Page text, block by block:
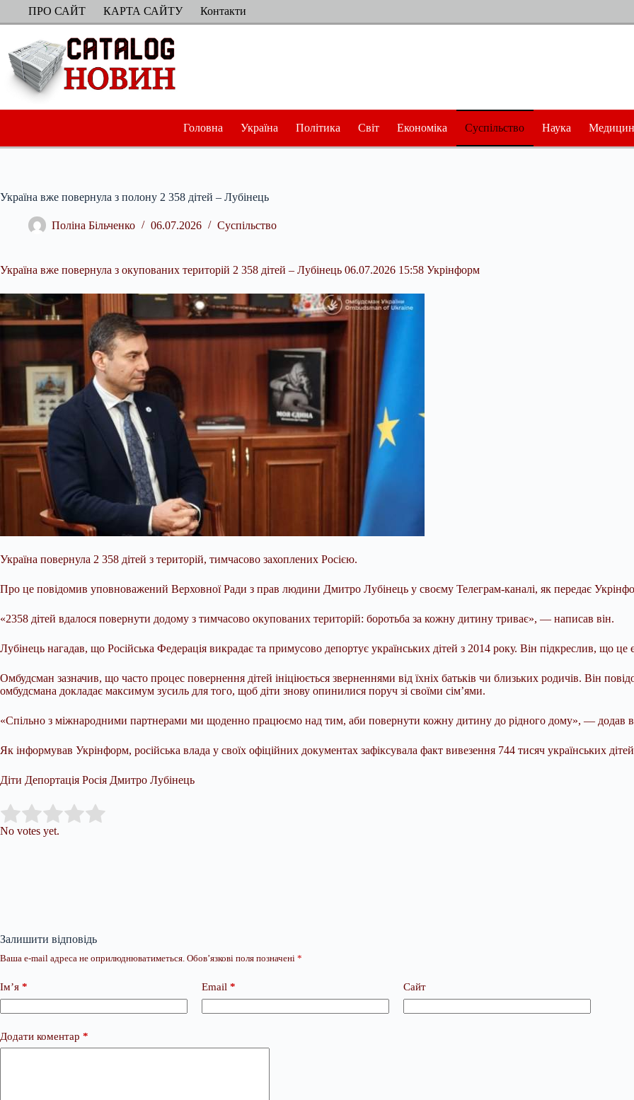
ПерейтиПРО САЙТ КАРТА САЙТУ Контакти
Головна Україна Політика Світ Економіка Суспільство Наука
Україна вже повернула з полону 2 358 дітей – Лубінець
Поліна Більченко 06.07.2026 Суспільство
Україна вже повернула з окупованих територій 2 358 дітей – Лубінець 06.07.2026 15:58 Укрінформ
Україна повернула 2 358 дітей з територій, тимчасово захоплених Росією.
Про це повідомив уповноважений Верховної Ради з прав людини Дмитро Лубінець у своєму Телеграм-каналі, як передає
«2358 дітей вдалося повернути додому з тимчасово окупованих територій: боротьба за кожну дитину триває», — написав він.
Лубінець нагадав, що Російська Федерація викрадає та примусово депортує українських дітей з 2014 року. Він підкреслив, що
Омбудсман зазначив, що часто процес повернення дітей ініціюється зверненнями від їхніх батьків чи близьких родичів. Він
омбудсмана докладає максимум зусиль для того, щоб діти знову опинилися поруч зі своїми сім’ями.
«Спільно з міжнародними партнерами ми щоденно працюємо над тим, аби повернути кожну дитину до рідного дому», — додав
Як інформував Укрінформ, російська влада у своїх офіційних документах зафіксувала факт вивезення 744 тисяч українських
Діти Депортація Росія Дмитро Лубінець
Rate this item:
No votes yet.
Залишити відповідь
Ваша e-mail адреса не оприлюднюватиметься. Обов’язкові поля позначені *
Ім’я * Email * Сайт
Додати коментар *